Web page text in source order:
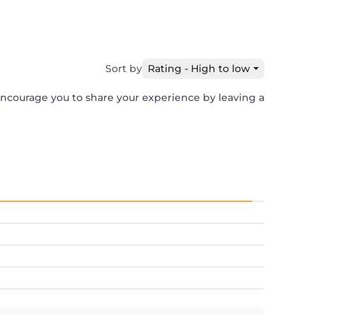
Sort by Rating - High to low
you to share your experience by leaving a